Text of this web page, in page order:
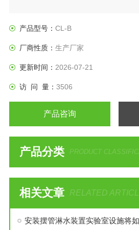
产品型号： CL-B
厂商性质： 生产厂家
更新时间： 2026-07-21
访 问 量： 3506
产品咨询
产品分类 PRODUCT
相关文章 RELATED
安装摆管淋水装置实验室设施将